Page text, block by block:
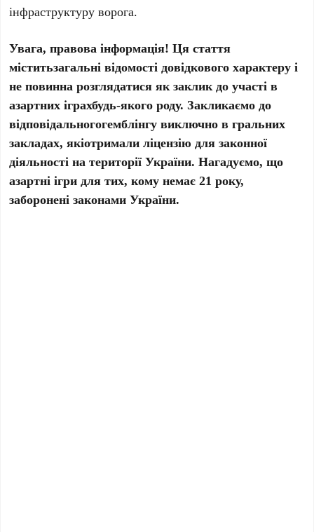
інфраструктуру ворога.
Увага,правова інформація!Ця стаття
міститьзагальні відомості довідкового характеру і
не повиннарозглядатися якзакликдоучасті в
азартних іграхбудь-якого роду.Закликаємо до
відповідальногогемблінгу виключно вгральних
закладах,якіотримали ліцензію длязаконної
діяльності натериторії України.Нагадуємо,що
азартні ігри для тих, комунемає 21 року,
заборонені законамиУкраїни.